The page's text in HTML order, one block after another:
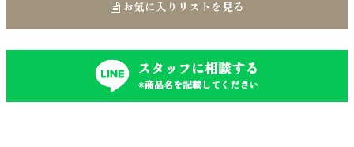
お気に入りリストを見る
スタッフに相談する
※商品名を記載してください